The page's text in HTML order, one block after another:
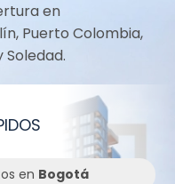
en
Puerto Colombia,
Soledad.
en Bogotá